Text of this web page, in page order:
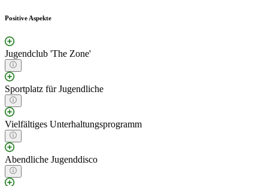
Positive Aspekte
Jugendclub 'The Zone'
Sportplatz für Jugendliche
Vielfältiges Unterhaltungsprogramm
Abendliche Jugenddisco